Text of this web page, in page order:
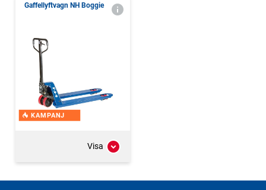
Gaffellyftvagn NH Boggie
KAMPANJ
Visa